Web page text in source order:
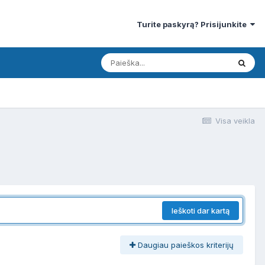
Turite paskyrą? Prisijunkite
Visa veikla
Ieškoti dar kartą
Daugiau paieškos kriterijų